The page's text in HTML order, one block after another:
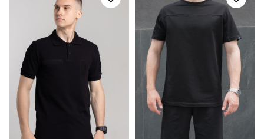
SOpr447XLdge
Призначення для плавання
Стать чоловічий
Стиль повсякденний
Сезон